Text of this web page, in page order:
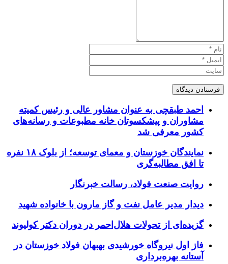
احمد طبقچی به عنوان مشاور عالی و رئیس کمیته
مشاوران و پیشکسوتان خانه مطبوعات و رسانه‌های
کشور معرفی شد
نمایندگان خوزستان و معمای توسعه؛ از بلوک ۱۸ نفره
تا افق مطالبه‌گری
روایت صنعت فولاد،‌ رسالت خبرنگار
دیدار مدیر عامل نفت و گاز مارون با خانواده شهید
گزیده‌ای از تحولات هلال‌احمر در دوران دکتر کولیوند
فاز اول نیروگاه خورشیدی بهبهان فولاد خوزستان در
آستانه بهره‌برداری